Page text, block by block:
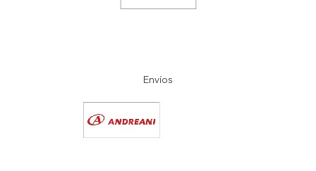
Envíos